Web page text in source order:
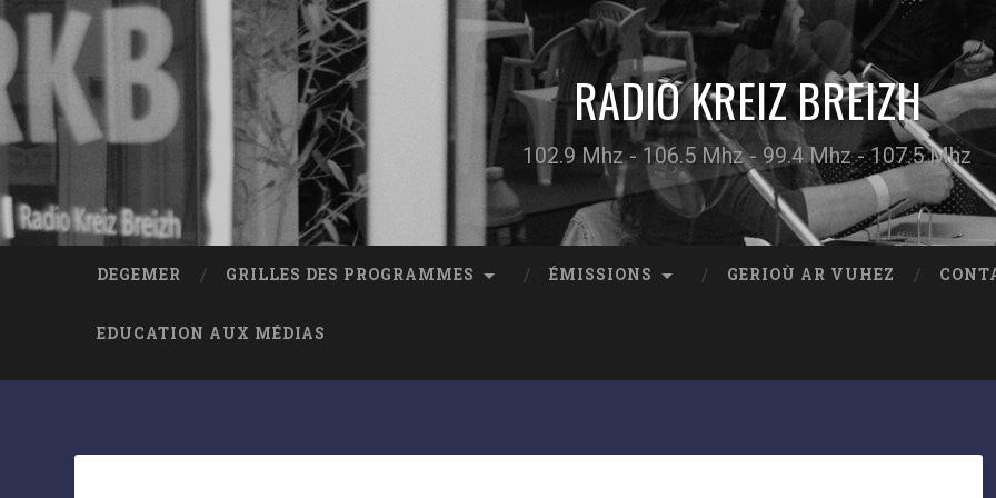
RADIO KREIZ BREIZH
102.9 Mhz - 106.5 Mhz - 99.4 Mhz - 107.5 Mhz
DEGEMER GRILLES DES PROGRAMMES ÉMISSIONS GERIOÙ AR VUHEZ
EDUCATION AUX MÉDIAS